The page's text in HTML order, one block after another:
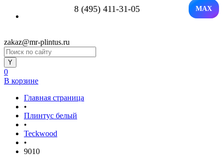
8 (495) 411-31-05 MAX
zakaz@mr-plintus.ru
0
В корзине
Главная страница
•
Плинтус белый
•
Teckwood
•
9010